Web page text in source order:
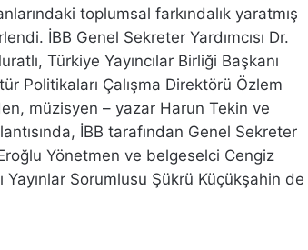
toplumsal farkındalık yaratmış
İBB Genel Sekreter Yardımcısı Dr.
Türkiye Yayıncılar Birliği Başkanı
Politikaları Çalışma Direktörü Özlem
müzisyen – yazar Harun Tekin ve
İBB tarafından Genel Sekreter
Yönetmen ve belgeselci Cengiz
Sorumlusu Şükrü Küçükşahin de